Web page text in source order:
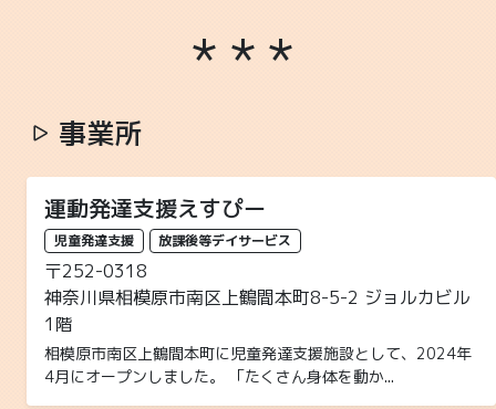
事業所
運動発達支援えすぴー
児童発達支援 放課後等デイサービス
〒252-0318
神奈川県相模原市南区上鶴間本町8-5-2 ジョルカビル
1階
相模原市南区上鶴間本町に児童発達支援施設として、2024年
4月にオープンしました。 「たくさん身体を動か...